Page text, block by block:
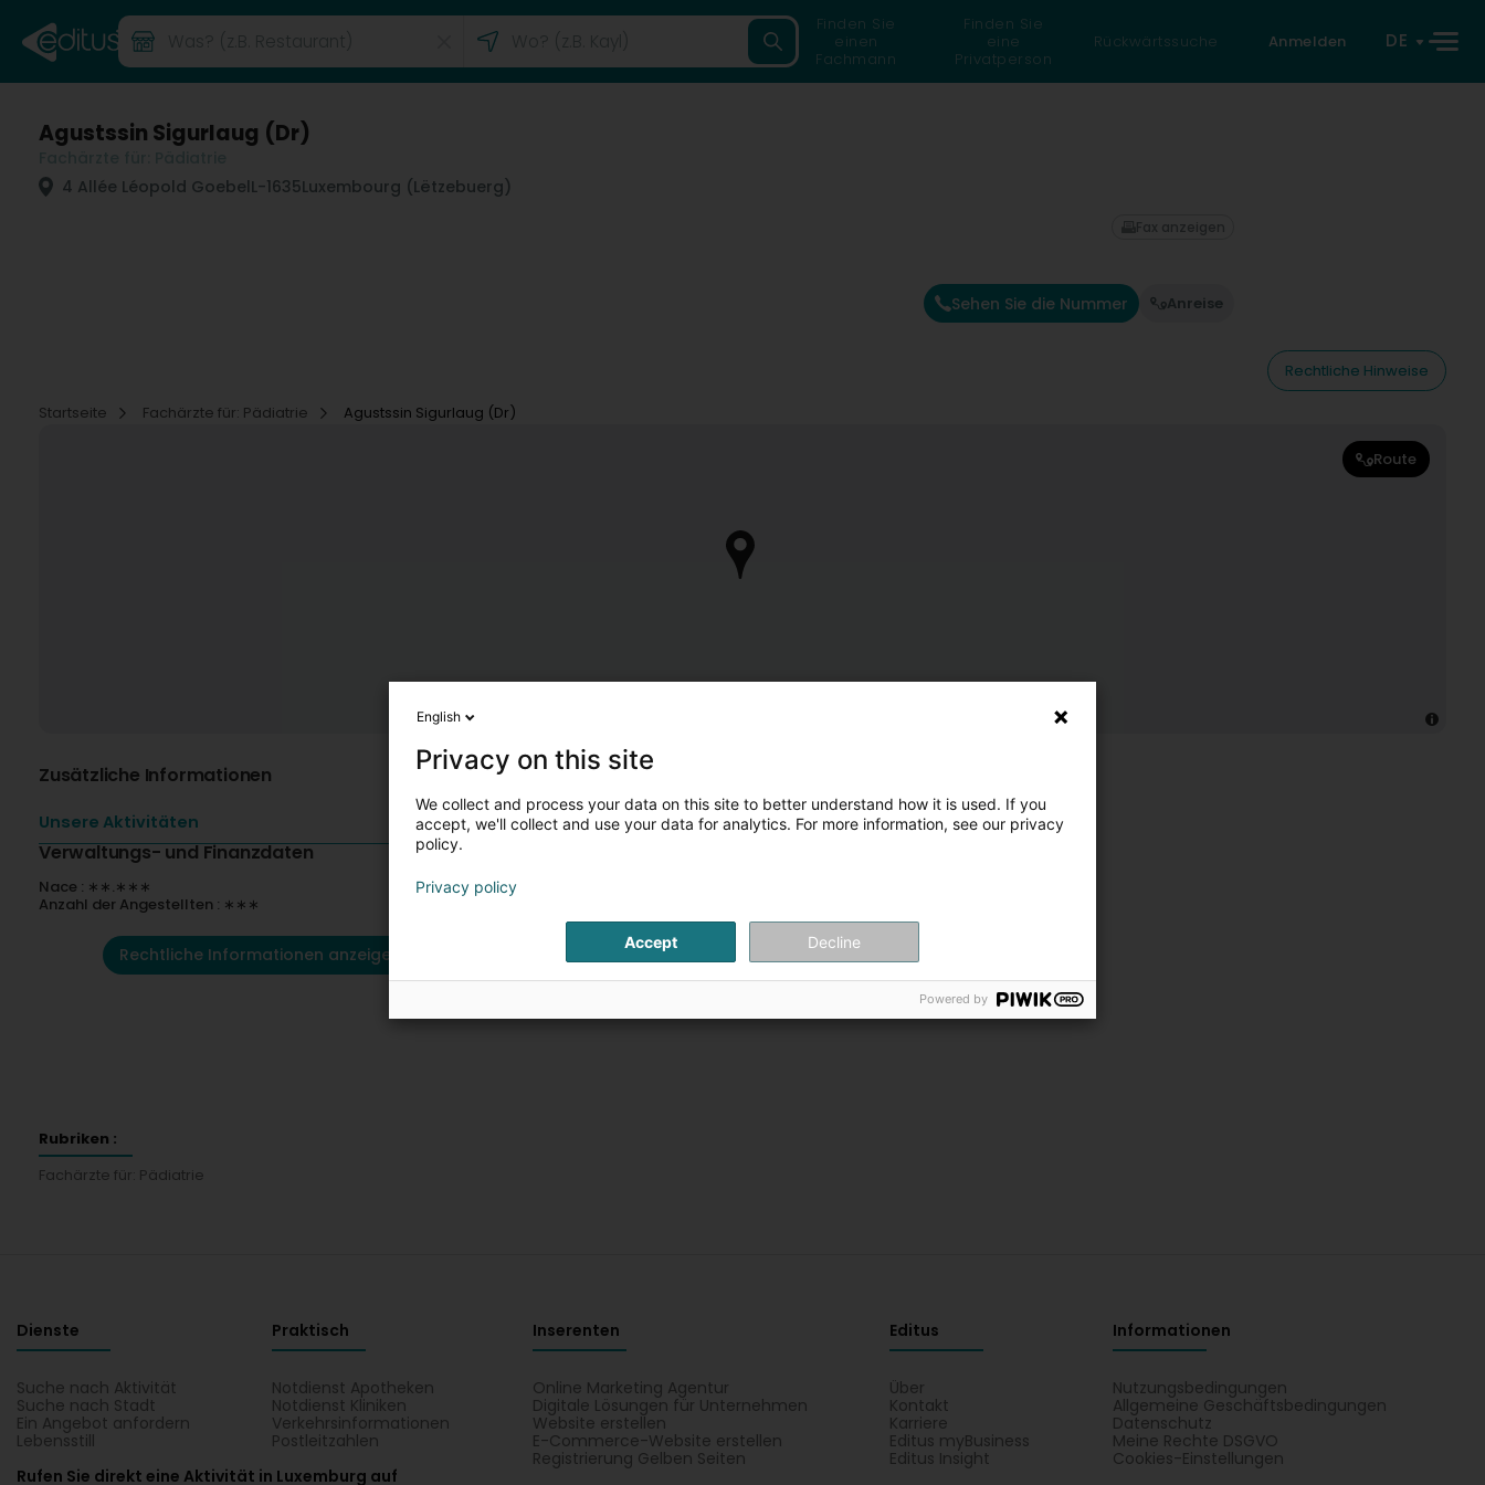
Finden Sie
einen
Fachmann
Finden Sie
eine
Privatperson
Rückwärtssuche Anmelden DE
Agustssin Sigurlaug (Dr)
4 Allée Léopold GoebelL-1635Luxembourg (Lëtzebuerg)
Sehen Sie die Nummer Anreise
Fax anzeigen
Rechtliche Hinweise
Startseite
Fachärzte für: Pädiatrie Agustssin Sigurlaug (Dr)
Route
Zusätzliche Informationen
Unsere Aktivitäten
Verwaltungs- und Finanzdaten
Nace : ∗∗.∗∗∗
Anzahl der Angestellten : ∗∗∗
Rechtliche Informationen anzeigen
Rubriken :
Fachärzte für: Pädiatrie
Dienste
Suche nach Aktivität
Suche nach Stadt
Ein Angebot anfordern
Lebensstill
Praktisch
Notdienst Apotheken
Notdienst Kliniken
Verkehrsinformationen
Postleitzahlen
Inserenten
Online Marketing Agentur
Digitale Lösungen für Unternehmen
Website erstellen
E-Commerce-Website erstellen
Registrierung Gelben Seiten
Editus
Über
Kontakt
Karriere
Editus myBusiness
Editus Insight
Informationen
Nutzungsbedingungen
Allgemeine Geschäftsbedingungen
Datenschutz
Meine Rechte DSGVO
Cookies-Einstellungen
Rufen Sie direkt eine Aktivität in Luxemburg auf
English
Privacy on this site
We collect and process your data on this site to better understand how it is used. If you
accept, we'll collect and use your data for analytics. For more information, see our privacy
policy.
Privacy policy
Accept Decline
Powered by